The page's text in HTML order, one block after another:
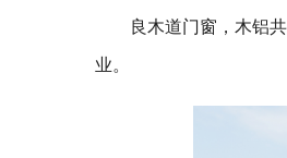
良木道门窗，木铝
业。